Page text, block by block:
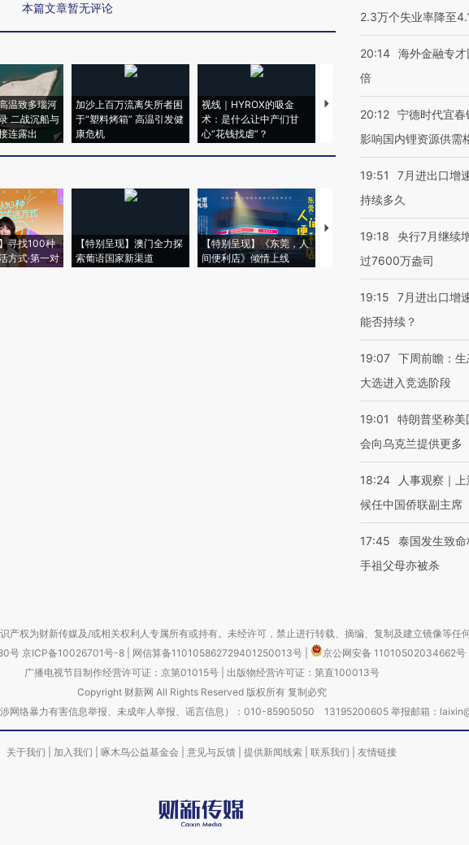
本篇文章暂无评论
温致多瑙河
二战沉船与
连露出
加沙上百万流离失所者困
于“塑料烤箱” 高温引发健
康危机
视线｜HYROX的吸金
术：是什么让中产们甘
心“花钱找虐”？
马航飞行员跨国走私7万
粒摇头丸 尿检体内含3种
度
育
寻找100种
方式·第一对
【特别呈现】澳门全力探
索葡语国家新渠道
【特别呈现】《东莞，人
间便利店》倾情上线
【推广】走进第四届链博
会，让数智科技“链”接产
【
2.3万个失业率降至
20:14 海外金融专
倍
20:12 宁德时代宜春
影响国内锂资源供需
19:51
7月进出口增
持续多久
19:18
央行7月继续
过7600万盎司
19:15
7月进出口增
能否持续？
19:07 下周前瞻：
大选进入竞选阶段
19:01
特朗普坚称
会向乌克兰提供更多
18:24
人事观察｜
候任中国侨联副主席
17:45
泰国发生致
手祖父母亦被杀
产权为财新传媒及/或相关权利人专属所有或持有。未经许可，禁止进行转载、摘编、复制及建立镜像等任何
号京ICP备10026701号-8 网信算备110105862729401250013号
京公网安备 11010502034662号
广播电视节目制作经营许可证：京第01015号| 出版物经营许可证：第直100013号
Copyright 财新网 All Rights Reserved 版权所有 复制必究
网络暴力有害信息举报、未成年人举报、谣言信息）：010-85905050 13195200605 举报邮箱：
关于我们 加入我们 啄木鸟公益基金会 意见与反馈 提供新闻线索 联系我们 友情链接